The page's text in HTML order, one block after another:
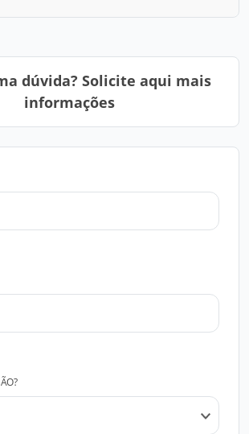
dúvida? Solicite aqui mais
informações